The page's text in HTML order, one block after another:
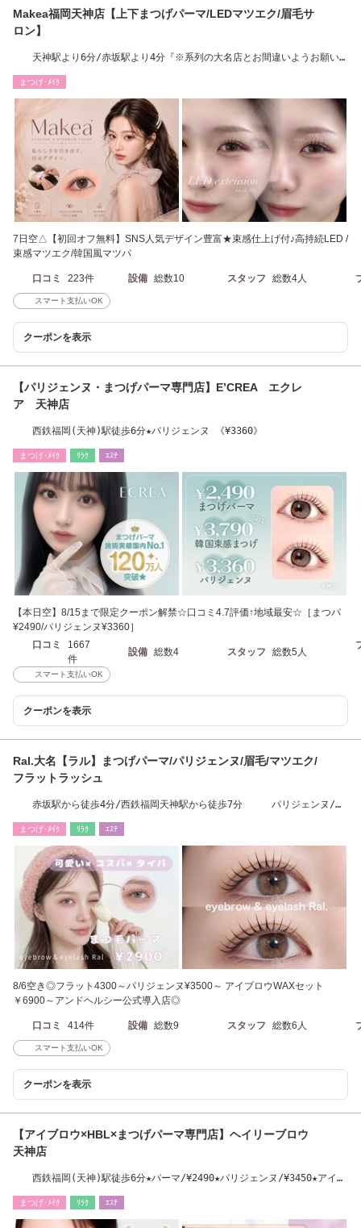
Makea福岡天神店【上下まつげパーマ/LEDマツエク/眉毛サ
ロン】
天神駅より6分/赤坂駅より4分『※系列の大名店とお間違いようお願い
まつげ･ﾒｲｸ
7日空△【初回オフ無料】SNS人気デザイン豊富★束感仕上げ付♪高持続LED /
束感マツエク/韓国風マツパ
口コミ 223件 設備 総数10 スタッフ 総数4人
スマート支払いOK
クーポンを表示
【パリジェンヌ・まつげパーマ専門店】E’CREA エクレ
ア 天神店
西鉄福岡(天神)駅徒歩6分★パリジェンヌ 《¥3360》
まつげ･ﾒｲｸ ﾘﾗｸ ｴｽﾃ
【本日空】8/15まで限定クーポン解禁☆口コミ4.7評価↑地域最安☆［まつパ
¥2490/パリジェンヌ¥3360］
口コミ
1667
件
設備 総数4 スタッフ 総数5人
スマート支払いOK
クーポンを表示
Ral.大名【ラル】まつげパーマ/パリジェンヌ/眉毛/マツエク/
フラットラッシュ
赤坂駅から徒歩4分/西鉄福岡天神駅から徒歩7分 パリジェンヌ/ま
まつげ･ﾒｲｸ ﾘﾗｸ ｴｽﾃ
8/6空き◎フラット4300～パリジェンヌ¥3500～ アイブロウWAXセット
￥6900～アンドヘルシー公式導入店◎
口コミ 414件 設備 総数9 スタッフ 総数6人
スマート支払いOK
クーポンを表示
【アイブロウ×HBL×まつげパーマ専門店】ヘイリーブロウ
天神店
西鉄福岡(天神)駅徒歩6分★パーマ/¥2490★パリジェンヌ/¥3450★アイブ
まつげ･ﾒｲｸ ﾘﾗｸ ｴｽﾃ